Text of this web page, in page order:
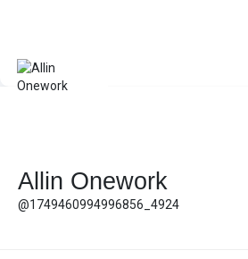
Allin Onework
@1749460994996856_4924